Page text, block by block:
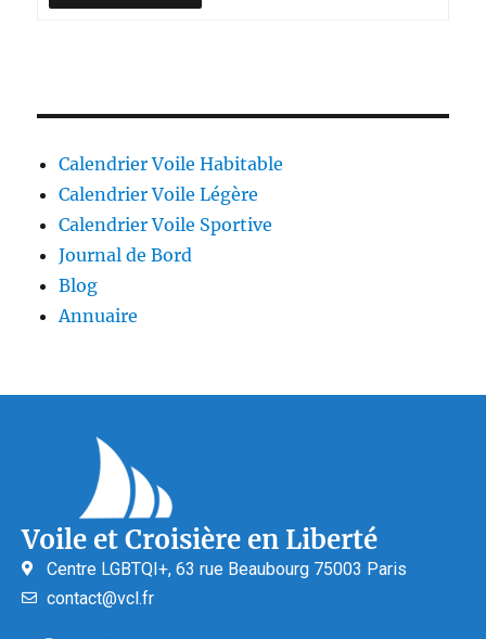
Calendrier Voile Habitable
Calendrier Voile Légère
Calendrier Voile Sportive
Journal de Bord
Blog
Annuaire
Voile et Croisière en Liberté
Centre LGBTQI+, 63 rue Beaubourg 75003 Paris
contact@vcl.fr